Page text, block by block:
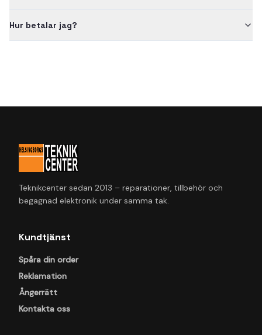
Hur betalar jag?
Teknikcenter sedan 2013 – reparationer, tillbehör och
begagnad elektronik under samma tak.
Kundtjänst
Spåra din order
Reklamation
Ångerrätt
Kontakta oss